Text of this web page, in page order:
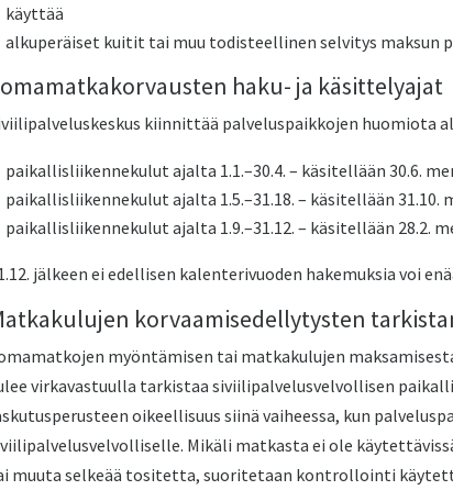
käyttää
alkuperäiset kuitit tai muu todisteellinen selvitys maksun
haku- ja käsittelyajat
kiinnittää palveluspaikkojen huomiota
paikallisliikennekulut ajalta 1.1.–30.4. – käsitellään 30.6.
paikallisliikennekulut ajalta 1.5.–31.18. – käsitellään 31.10.
paikallisliikennekulut ajalta 1.9.–31.12. – käsitellään 28.2.
jälkeen ei edellisen kalenterivuoden hakemuksia voi
korvaamisedellytysten
myöntämisen tai matkakulujen
virkavastuulla tarkistaa siviilipalvelusvelvollisen
oikeellisuus siinä vaiheessa, kun
Mikäli matkasta ei ole
muuta selkeää tositetta, suoritetaan kontrollointi